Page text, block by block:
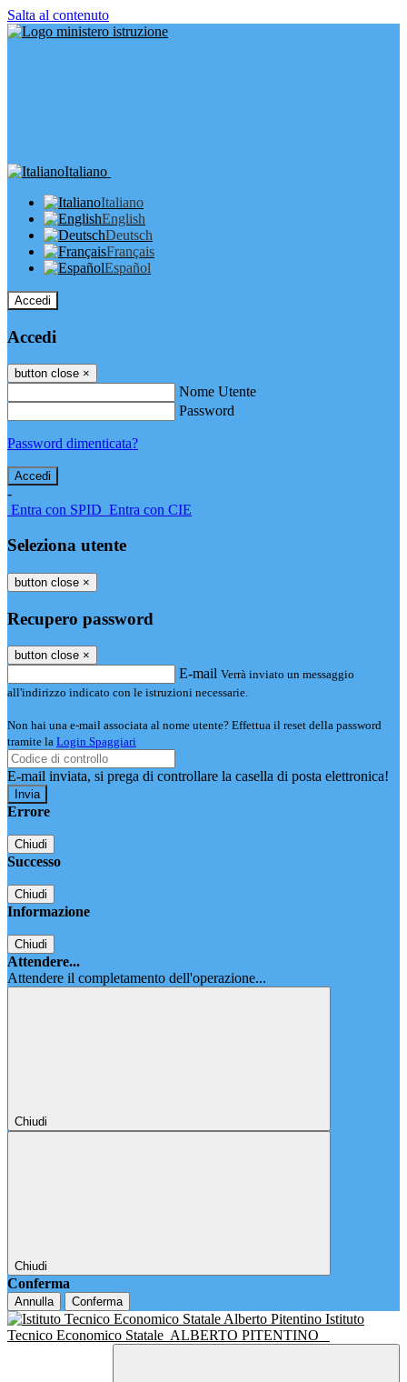
Salta al contenuto
Italiano
Italiano
English
Deutsch
Français
Español
Accedi
Accedi
button close ×
Nome Utente
Password
Password dimenticata?
-
Entra con SPID Entra con CIE
Seleziona utente
button close ×
Recupero password
button close ×
E-mail Verrà inviato un messaggio
all'indirizzo indicato con le istruzioni necessarie.
Non hai una e-mail associata al nome utente? Effettua il reset della password
tramite la Login Spaggiari
E-mail inviata, si prega di controllare la casella di posta elettronica!
Errore
Chiudi
Successo
Chiudi
Informazione
Chiudi
Attendere...
Attendere il completamento dell'operazione...
Chiudi
Chiudi
Conferma
Annulla Conferma
Istituto
Tecnico Economico Statale ALBERTO PITENTINO